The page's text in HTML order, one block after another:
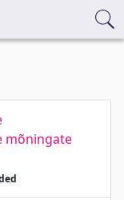
mõningate